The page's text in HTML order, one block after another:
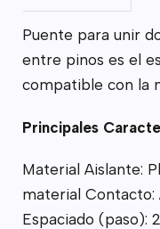
Puente para unir
entre pinos es el
compatible con la
Principales
Material Aislante:
material Contacto:
Espaciado (paso):